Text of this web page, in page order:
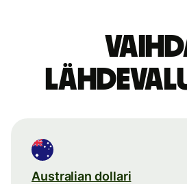
Australian dollari